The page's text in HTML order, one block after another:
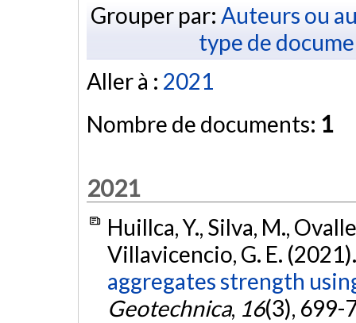
Grouper par: Auteurs ou
type de
Aller à : 2021
Nombre de documents: 1
2021
Huillca, Y., Silva, M.,
Villavicencio, G. E.
aggregates strength
Geotechnica, 16(3), 699-